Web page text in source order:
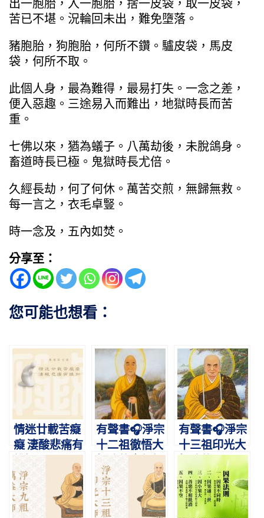
出一胞胎，入一胞胎，捨一皮袋，取一皮袋，
苦已不堪。況輪回未出，難免墮落。
豬胞胎，狗胞胎，何所不鑽。驢皮袋，馬皮
袋，何所不取。
此個人身，最為難得，最易打失。一念之差，
便入惡趣。三途易入而難出，地獄時長而苦
重。
七佛以來，猶為蟻子。八萬劫後，未脫鴿身。
畜道時長已極。鬼獄時長尤倍。
久經長劫，何了何休。萬苦交煎，無歸無救。
每一言之，衣毛卓豎。
時一念及，五內如焚。
分享至：
您可能也想看：
情迷廿載苦癡
癡 淒酸悲痛有
有聲書🎧淨宗
十二祖徹悟大
師略傳｜紅螺
典範，攝禪教
而歸淨土
有聲書🎧淨宗
十三祖印光大